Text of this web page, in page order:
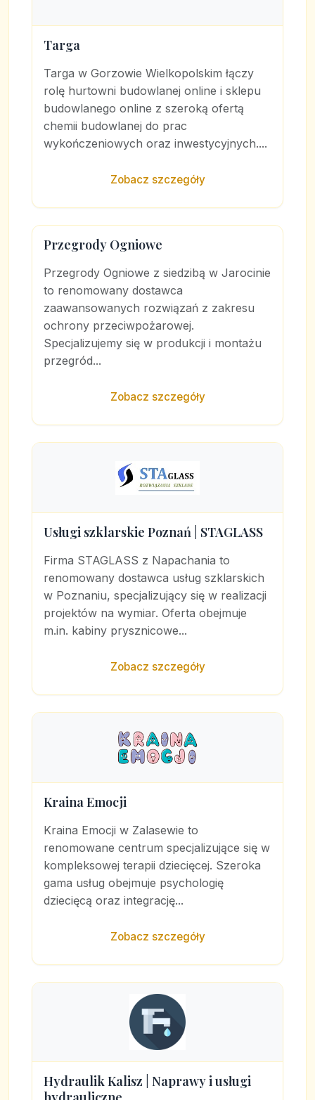
Targa
Targa w Gorzowie Wielkopolskim łączy
rolę hurtowni budowlanej online i sklepu
budowlanego online z szeroką ofertą
chemii budowlanej do prac
wykończeniowych oraz inwestycyjnych....
Zobacz szczegóły
Przegrody Ogniowe
Przegrody Ogniowe z siedzibą w Jarocinie
to renomowany dostawca
zaawansowanych rozwiązań z zakresu
ochrony przeciwpożarowej.
Specjalizujemy się w produkcji i montażu
przegród...
Zobacz szczegóły
Usługi szklarskie Poznań | STAGLASS
Firma STAGLASS z Napachania to
renomowany dostawca usług szklarskich
w Poznaniu, specjalizujący się w realizacji
projektów na wymiar. Oferta obejmuje
m.in. kabiny prysznicowe...
Zobacz szczegóły
Kraina Emocji
Kraina Emocji w Zalasewie to
renomowane centrum specjalizujące się w
kompleksowej terapii dziecięcej. Szeroka
gama usług obejmuje psychologię
dziecięcą oraz integrację...
Zobacz szczegóły
Hydraulik Kalisz | Naprawy i usługi